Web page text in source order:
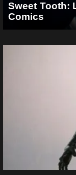
Sweet Tooth:
Comics